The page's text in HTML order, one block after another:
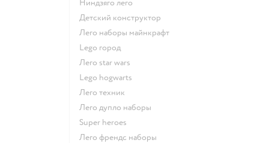
Ниндзяго лего
Детский конструктор
Лего наборы майнкрафт
Lego город
Лего star wars
Lego hogwarts
Лего техник
Лего дупло наборы
Super heroes
Лего френдс наборы